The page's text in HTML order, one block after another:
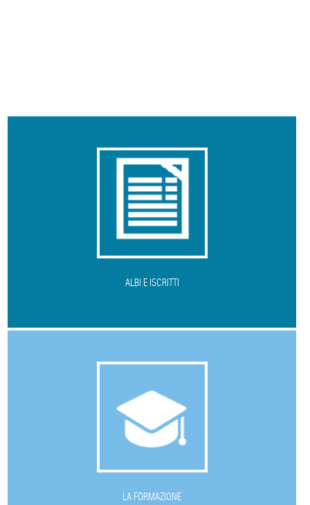
ALBI E ISCRITTI
LA FORMAZIONE